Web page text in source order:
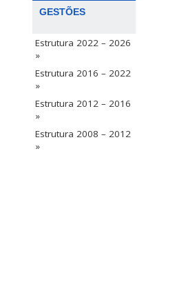
GESTÕES
Estrutura 2022 – 2026
»
Estrutura 2016 – 2022
»
Estrutura 2012 – 2016
»
Estrutura 2008 – 2012
»